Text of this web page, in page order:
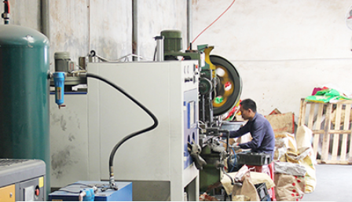
实力强大 稳定高效
东莞市龙益辉五金工具有限公司是专业的生产内六
角扳手、电动批头系列、测电笔系列、螺丝刀系列、五
金工具等的公司。
产品外观精美、质量标准、价格实惠，专业的生产
和开发经验，力求满足不同客户需要，凭借不断产品开